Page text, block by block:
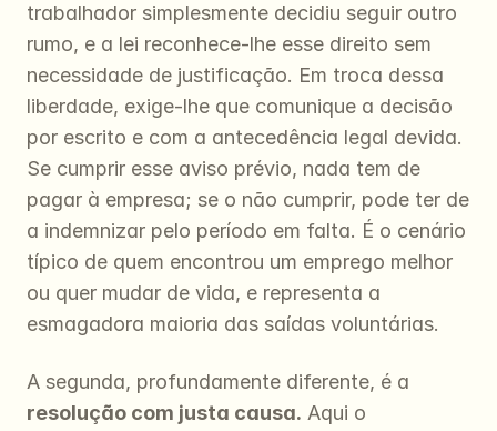
trabalhador simplesmente decidiu seguir outro
rumo, e a lei reconhece-lhe esse direito sem
necessidade de justificação. Em troca dessa
liberdade, exige-lhe que comunique a decisão
por escrito e com a antecedência legal devida.
Se cumprir esse aviso prévio, nada tem de
pagar à empresa; se o não cumprir, pode ter de
a indemnizar pelo período em falta. É o cenário
típico de quem encontrou um emprego melhor
ou quer mudar de vida, e representa a
esmagadora maioria das saídas voluntárias.
resolução com justa causa. Aqui o